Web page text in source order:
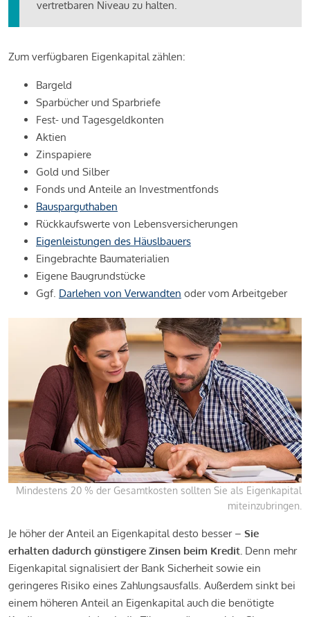
vertretbaren Niveau zu halten.
Zum verfügbaren Eigenkapital zählen:
Bargeld
Sparbücher und Sparbriefe
Fest- und Tagesgeldkonten
Aktien
Zinspapiere
Gold und Silber
Fonds und Anteile an Investmentfonds
Bausparguthaben
Rückkaufswerte von Lebensversicherungen
Eigenleistungen des Häuslbauers
Eingebrachte Baumaterialien
Eigene Baugrundstücke
Ggf. Darlehen von Verwandten oder vom Arbeitgeber
Mindestens 20 % der Gesamtkosten sollten Sie als Eigenkapital
miteinzubringen.
Je höher der Anteil an Eigenkapital desto besser – Sie
erhalten dadurch günstigere Zinsen beim Kredit. Denn mehr
Eigenkapital signalisiert der Bank Sicherheit sowie ein
geringeres Risiko eines Zahlungsausfalls. Außerdem sinkt bei
einem höheren Anteil an Eigenkapital auch die benötigte